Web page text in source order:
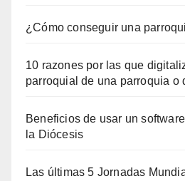
¿Cómo conseguir una
10 razones por las que
parroquial de una parroquia o
Beneficios de usar un
la Diócesis
Las últimas 5 Jornadas